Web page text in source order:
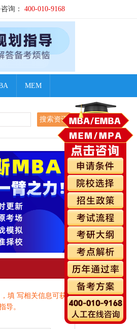
询： 400-010-9168
MEM
填 写相关信息可获
导。